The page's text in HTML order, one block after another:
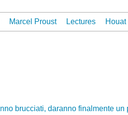
Marcel Proust Lectures Houat